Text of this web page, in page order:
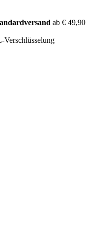
ab € 49,90
Verschlüsselung